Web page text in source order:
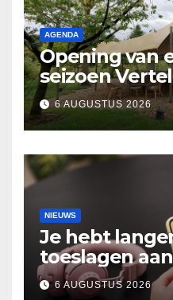
AGENDA
Opening van
seizoen
Lopende
verhalen in
Hooidonk
6 AUGUSTUS 2026
NIEUWS
Je hebt
toeslagen
2025
6 AUGUSTUS 2026